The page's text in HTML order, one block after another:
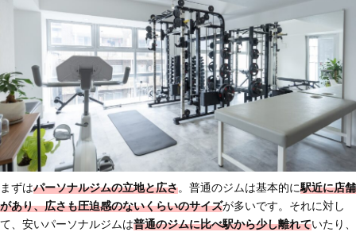
まずはパーソナルジムの立地と広さ。普通のジムは基本的に駅近に店舗
があり、広さも圧迫感のないくらいのサイズが多いです。それに対し
て、安いパーソナルジムは普通のジムに比べ駅から少し離れていたり、